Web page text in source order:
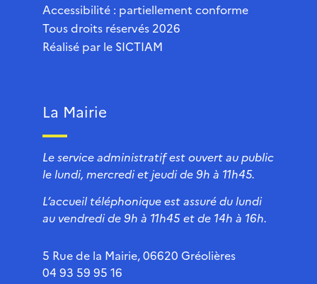
Accessibilité : partiellement conforme
Tous droits réservés 2026
Réalisé par le SICTIAM
La Mairie
Le service administratif est ouvert au public
le lundi, mercredi et jeudi de 9h à 11h45.
L’accueil téléphonique est assuré du lundi
au vendredi de 9h à 11h45 et de 14h à 16h.
5 Rue de la Mairie, 06620 Gréolières
04 93 59 95 16